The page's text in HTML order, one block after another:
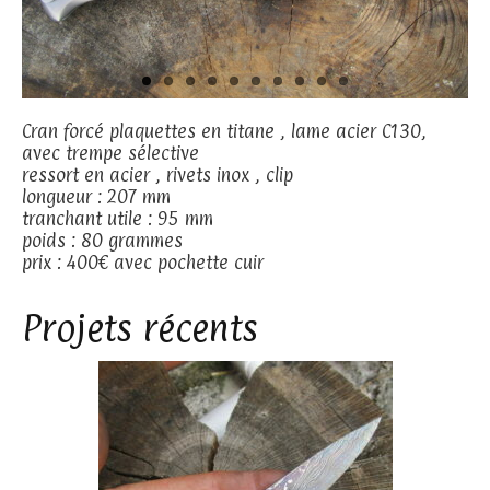
Cran forcé plaquettes en titane , lame acier C130,
avec trempe sélective
ressort en acier , rivets inox , clip
longueur : 207 mm
tranchant utile : 95 mm
poids : 80 grammes
prix : 400€ avec pochette cuir
Projets récents